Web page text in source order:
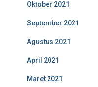
Oktober 2021
September 2021
Agustus 2021
April 2021
Maret 2021